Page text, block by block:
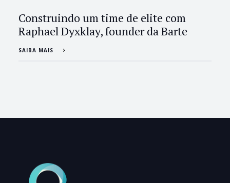
Construindo um time de elite com
Raphael Dyxklay, founder da Barte
SAIBA MAIS